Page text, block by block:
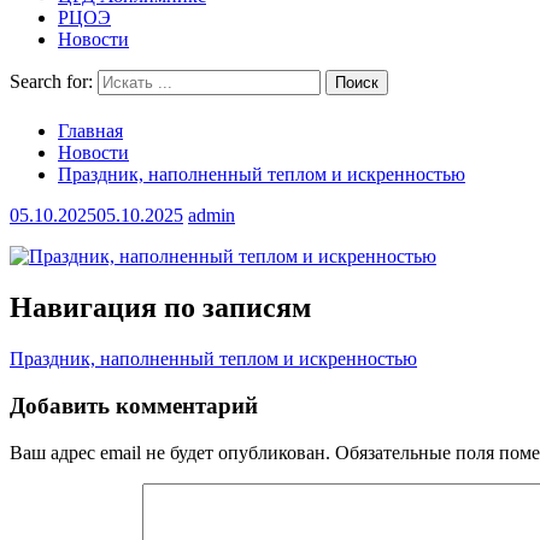
РЦОЭ
Новости
Search for:
Главная
Новости
Праздник, наполненный теплом и искренностью
05.10.202505.10.2025 admin
Навигация по записям
Праздник, наполненный теплом и искренностью
Добавить комментарий
Ваш адрес email не будет опубликован. Обязательные поля